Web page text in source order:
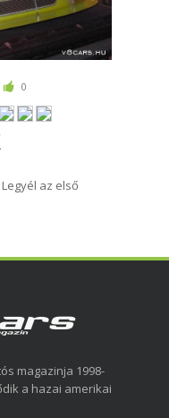
0
az első
magazinja 1998-
a hazai amerikai